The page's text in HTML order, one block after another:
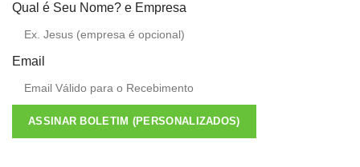
Qual é Seu Nome? e Empresa
Email
ASSINAR BOLETIM (PERSONALIZADOS)